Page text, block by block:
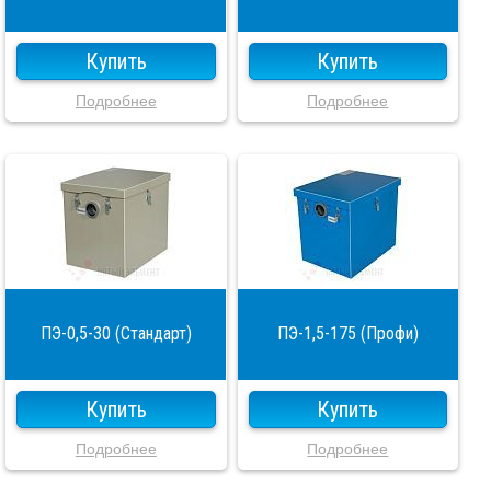
Купить
Подробнее
Купить
Подробнее
ПЭ-0,5-30 (Стандарт)
Купить
Подробнее
ПЭ-1,5-175 (Профи)
Купить
Подробнее